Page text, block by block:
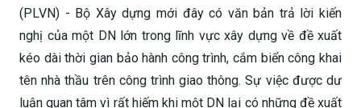
kéo dài thời gian bảo hành công trình, cắm biển công khai
tên nhà thầu trên công trình giao thông. Sự việc được dư
luận quan tâm vì rất hiếm khi một DN lại có những đề xuất
xin được siết chặt quản lý trong lĩnh vực mình hoạt động.